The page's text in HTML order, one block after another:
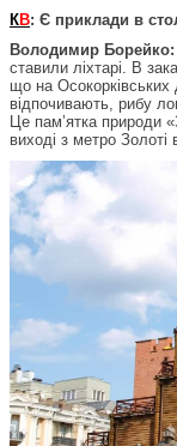
КВ: Є приклади в
Володимир Борейко:
ставили ліхтарі. В
що на
відпочивають, рибу
Це пам’ятка природи
виході з метро Золоті